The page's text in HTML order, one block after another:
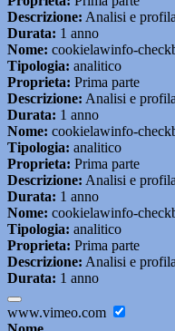
Descrizione: Analisi e
Durata: 1 anno
Nome: cookielawinfo-
Tipologia: analitico
Proprieta: Prima parte
Descrizione: Analisi e
Durata: 1 anno
Nome: cookielawinfo-
Tipologia: analitico
Proprieta: Prima parte
Descrizione: Analisi e
Durata: 1 anno
Nome: cookielawinfo-
Tipologia: analitico
Proprieta: Prima parte
Descrizione: Analisi e
Durata: 1 anno
www.vimeo.com